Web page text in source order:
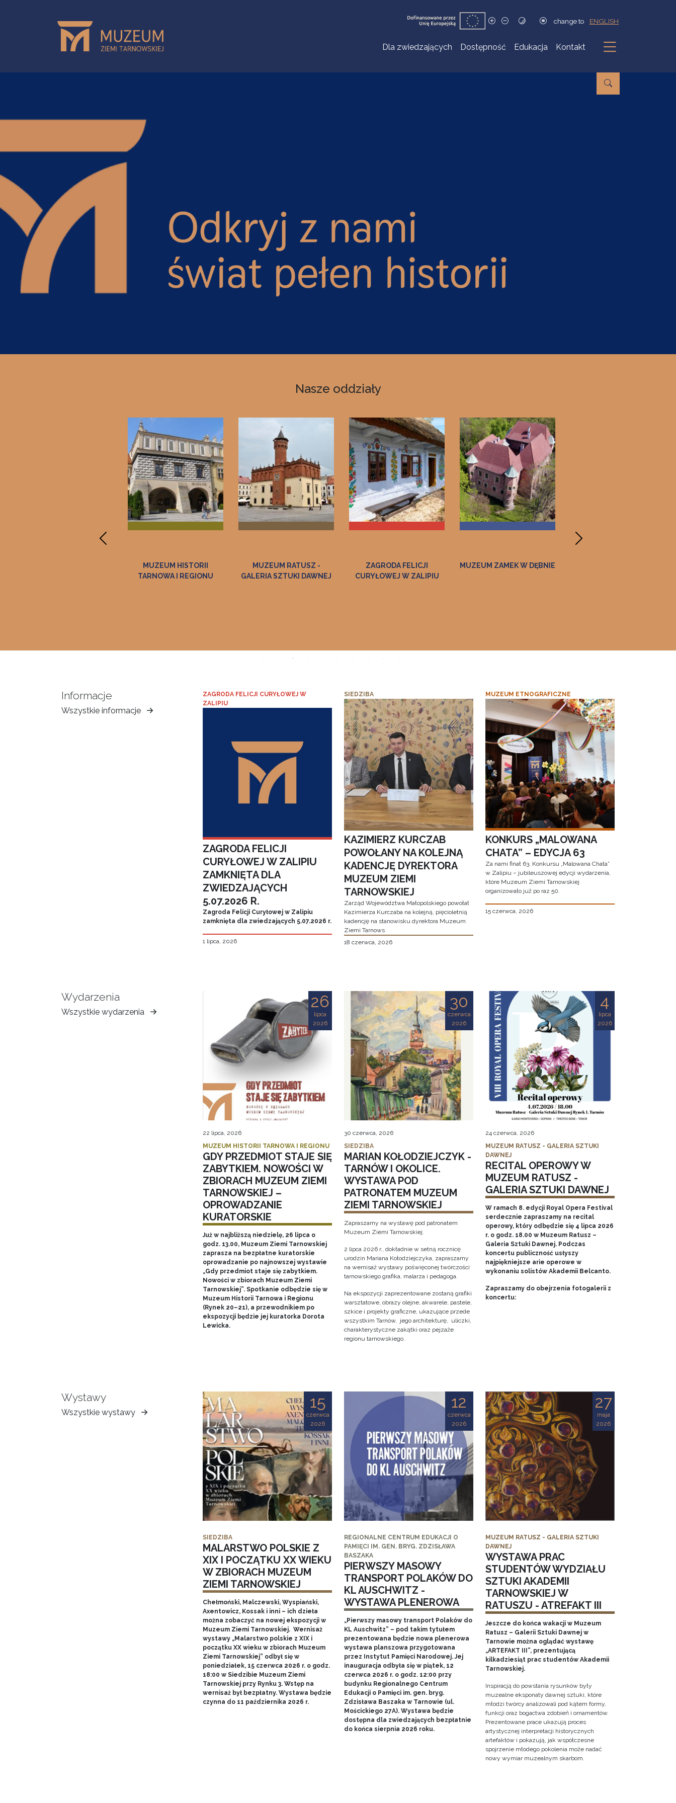
change to ENGLISH
Dla zwiedzających Dostępność Edukacja Kontakt
Podmenu
Nasze oddziały
MUZEUM HISTORII
TARNOWA I REGIONU
MUZEUM RATUSZ -
GALERIA SZTUKI DAWNEJ
ZAGRODA FELICJI
CURYŁOWEJ W ZALIPIU
MUZEUM ZAMEK W DĘBNIE
Informacje
Wszystkie informacje
Muzeum
ZAGRODA FELICJI CURYŁOWEJ W
ZALIPIU
ZAGRODA FELICJI
CURYŁOWEJ W ZALIPIU
ZAMKNIĘTA DLA
ZWIEDZAJĄCYCH
5.07.2026 R.
Zagroda Felicji Curyłowej w Zalipiu
zamknięta dla zwiedzających 5.07.2026 r.
1 lipca, 2026
SIEDZIBA
KAZIMIERZ KURCZAB
POWOŁANY NA KOLEJNĄ
KADENCJĘ DYREKTORA
MUZEUM ZIEMI
TARNOWSKIEJ
Zarząd Województwa Małopolskiego powołał
Kazimierza Kurczaba na kolejną, pięcioletnią
kadencję na stanowisku dyrektora Muzeum
Ziemi Tarnows
18 czerwca, 2026
MUZEUM ETNOGRAFICZNE
KONKURS „MALOWANA
CHATA” – EDYCJA 63
Za nami finał 63. Konkursu „Malowana Chata”
w Zalipiu – jubileuszowej edycji wydarzenia,
które Muzeum Ziemi Tarnowskiej
organizowało już po raz 50.
15 czerwca, 2026
Wydarzenia
Wszystkie wydarzenia
Muzeum
26
lipca
2026
22 lipca, 2026
MUZEUM HISTORII TARNOWA I REGIONU
GDY PRZEDMIOT STAJE SIĘ
ZABYTKIEM. NOWOŚCI W
ZBIORACH MUZEUM ZIEMI
TARNOWSKIEJ –
OPROWADZANIE
KURATORSKIE
Już w najbliższą niedzielę, 26 lipca o
godz. 13.00, Muzeum Ziemi Tarnowskiej
zaprasza na bezpłatne kuratorskie
oprowadzanie po najnowszej wystawie
„Gdy przedmiot staje się zabytkiem.
Nowości w zbiorach Muzeum Ziemi
Tarnowskiej”. Spotkanie odbędzie się w
Muzeum Historii Tarnowa i Regionu
(Rynek 20–21), a przewodnikiem po
ekspozycji będzie jej kuratorka Dorota
Lewicka.
30
czerwca
2026
30 czerwca, 2026
SIEDZIBA
MARIAN KOŁODZIEJCZYK -
TARNÓW I OKOLICE.
WYSTAWA POD
PATRONATEM MUZEUM
ZIEMI TARNOWSKIEJ
Zapraszamy na wystawę pod patronatem
Muzeum Ziemi Tarnowskiej.
2 lipca 2026 r., dokładnie w setną rocznicę
urodzin Mariana Kołodziejczyka, zapraszamy
na wernisaż wystawy poświęconej twórczości
tarnowskiego grafika, malarza i pedagoga.
Na ekspozycji zaprezentowane zostaną grafiki
warsztatowe, obrazy olejne, akwarele, pastele,
szkice i projekty graficzne, ukazujące przede
wszystkim Tarnów, jego architekturę, uliczki,
charakterystyczne zakątki oraz pejzaże
regionu tarnowskiego.
4
lipca
2026
24 czerwca, 2026
MUZEUM RATUSZ - GALERIA SZTUKI
DAWNEJ
RECITAL OPEROWY W
MUZEUM RATUSZ -
GALERIA SZTUKI DAWNEJ
W ramach 8. edycji Royal Opera Festival
serdecznie zapraszamy na recital
operowy, który odbędzie się 4 lipca 2026
r. o godz. 18.00 w Muzeum Ratusz –
Galeria Sztuki Dawnej. Podczas
koncertu publiczność usłyszy
najpiękniejsze arie operowe w
wykonaniu solistów Akademii Belcanto.
Zapraszamy do obejrzenia fotogalerii z
koncertu:
Wystawy
Wszystkie wystawy
Muzeum
15
czerwca
2026
SIEDZIBA
MALARSTWO POLSKIE Z
XIX I POCZĄTKU XX WIEKU
W ZBIORACH MUZEUM
ZIEMI TARNOWSKIEJ
Chełmoński, Malczewski, Wyspiański,
Axentowicz, Kossak i inni – ich dzieła
można zobaczyć na nowej ekspozycji w
Muzeum Ziemi Tarnowskiej. Wernisaż
wystawy „Malarstwo polskie z XIX i
początku XX wieku w zbiorach Muzeum
Ziemi Tarnowskiej” odbył się w
poniedziałek, 15 czerwca 2026 r. o godz.
18:00 w Siedzibie Muzeum Ziemi
Tarnowskiej przy Rynku 3. Wstęp na
wernisaż był bezpłatny. Wystawa będzie
czynna do 11 października 2026 r.
12
czerwca
2026
REGIONALNE CENTRUM EDUKACJI O
PAMIĘCI IM. GEN. BRYG. ZDZISŁAWA
BASZAKA
PIERWSZY MASOWY
TRANSPORT POLAKÓW DO
KL AUSCHWITZ -
WYSTAWA PLENEROWA
„Pierwszy masowy transport Polaków do
KL Auschwitz” – pod takim tytułem
prezentowana będzie nowa plenerowa
wystawa planszowa przygotowana
przez Instytut Pamięci Narodowej. Jej
inauguracja odbyła się w piątek, 12
czerwca 2026 r. o godz. 12:00 przy
budynku Regionalnego Centrum
Edukacji o Pamięci im. gen. bryg.
Zdzisława Baszaka w Tarnowie (ul.
Mościckiego 27A). Wystawa będzie
dostępna dla zwiedzających bezpłatnie
do końca sierpnia 2026 roku.
27
maja
2026
MUZEUM RATUSZ - GALERIA SZTUKI
DAWNEJ
WYSTAWA PRAC
STUDENTÓW WYDZIAŁU
SZTUKI AKADEMII
TARNOWSKIEJ W
RATUSZU - ATREFAKT III
Jeszcze do końca wakacji w Muzeum
Ratusz – Galerii Sztuki Dawnej w
Tarnowie można oglądać wystawę
„ARTEFAKT III”, prezentującą
kilkadziesiąt prac studentów Akademii
Tarnowskiej.
Inspiracją do powstania rysunków były
muzealne eksponaty dawnej sztuki, które
młodzi twórcy analizowali pod kątem formy,
funkcji oraz bogactwa zdobień i ornamentów.
Prezentowane prace ukazują proces
artystycznej interpretacji historycznych
artefaktów i pokazują, jak współczesne
spojrzenie młodego pokolenia może nadać
nowy wymiar muzealnym skarbom.